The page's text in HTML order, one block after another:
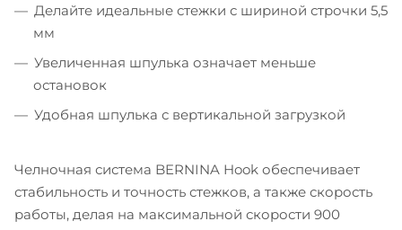
Делайте идеальные стежки с шириной строчки 5,5
мм
Увеличенная шпулька означает меньше
остановок
Удобная шпулька с вертикальной загрузкой
Челночная система BERNINA Hook обеспечивает
стабильность и точность стежков, а также скорость
работы, делая на максимальной скорости 900